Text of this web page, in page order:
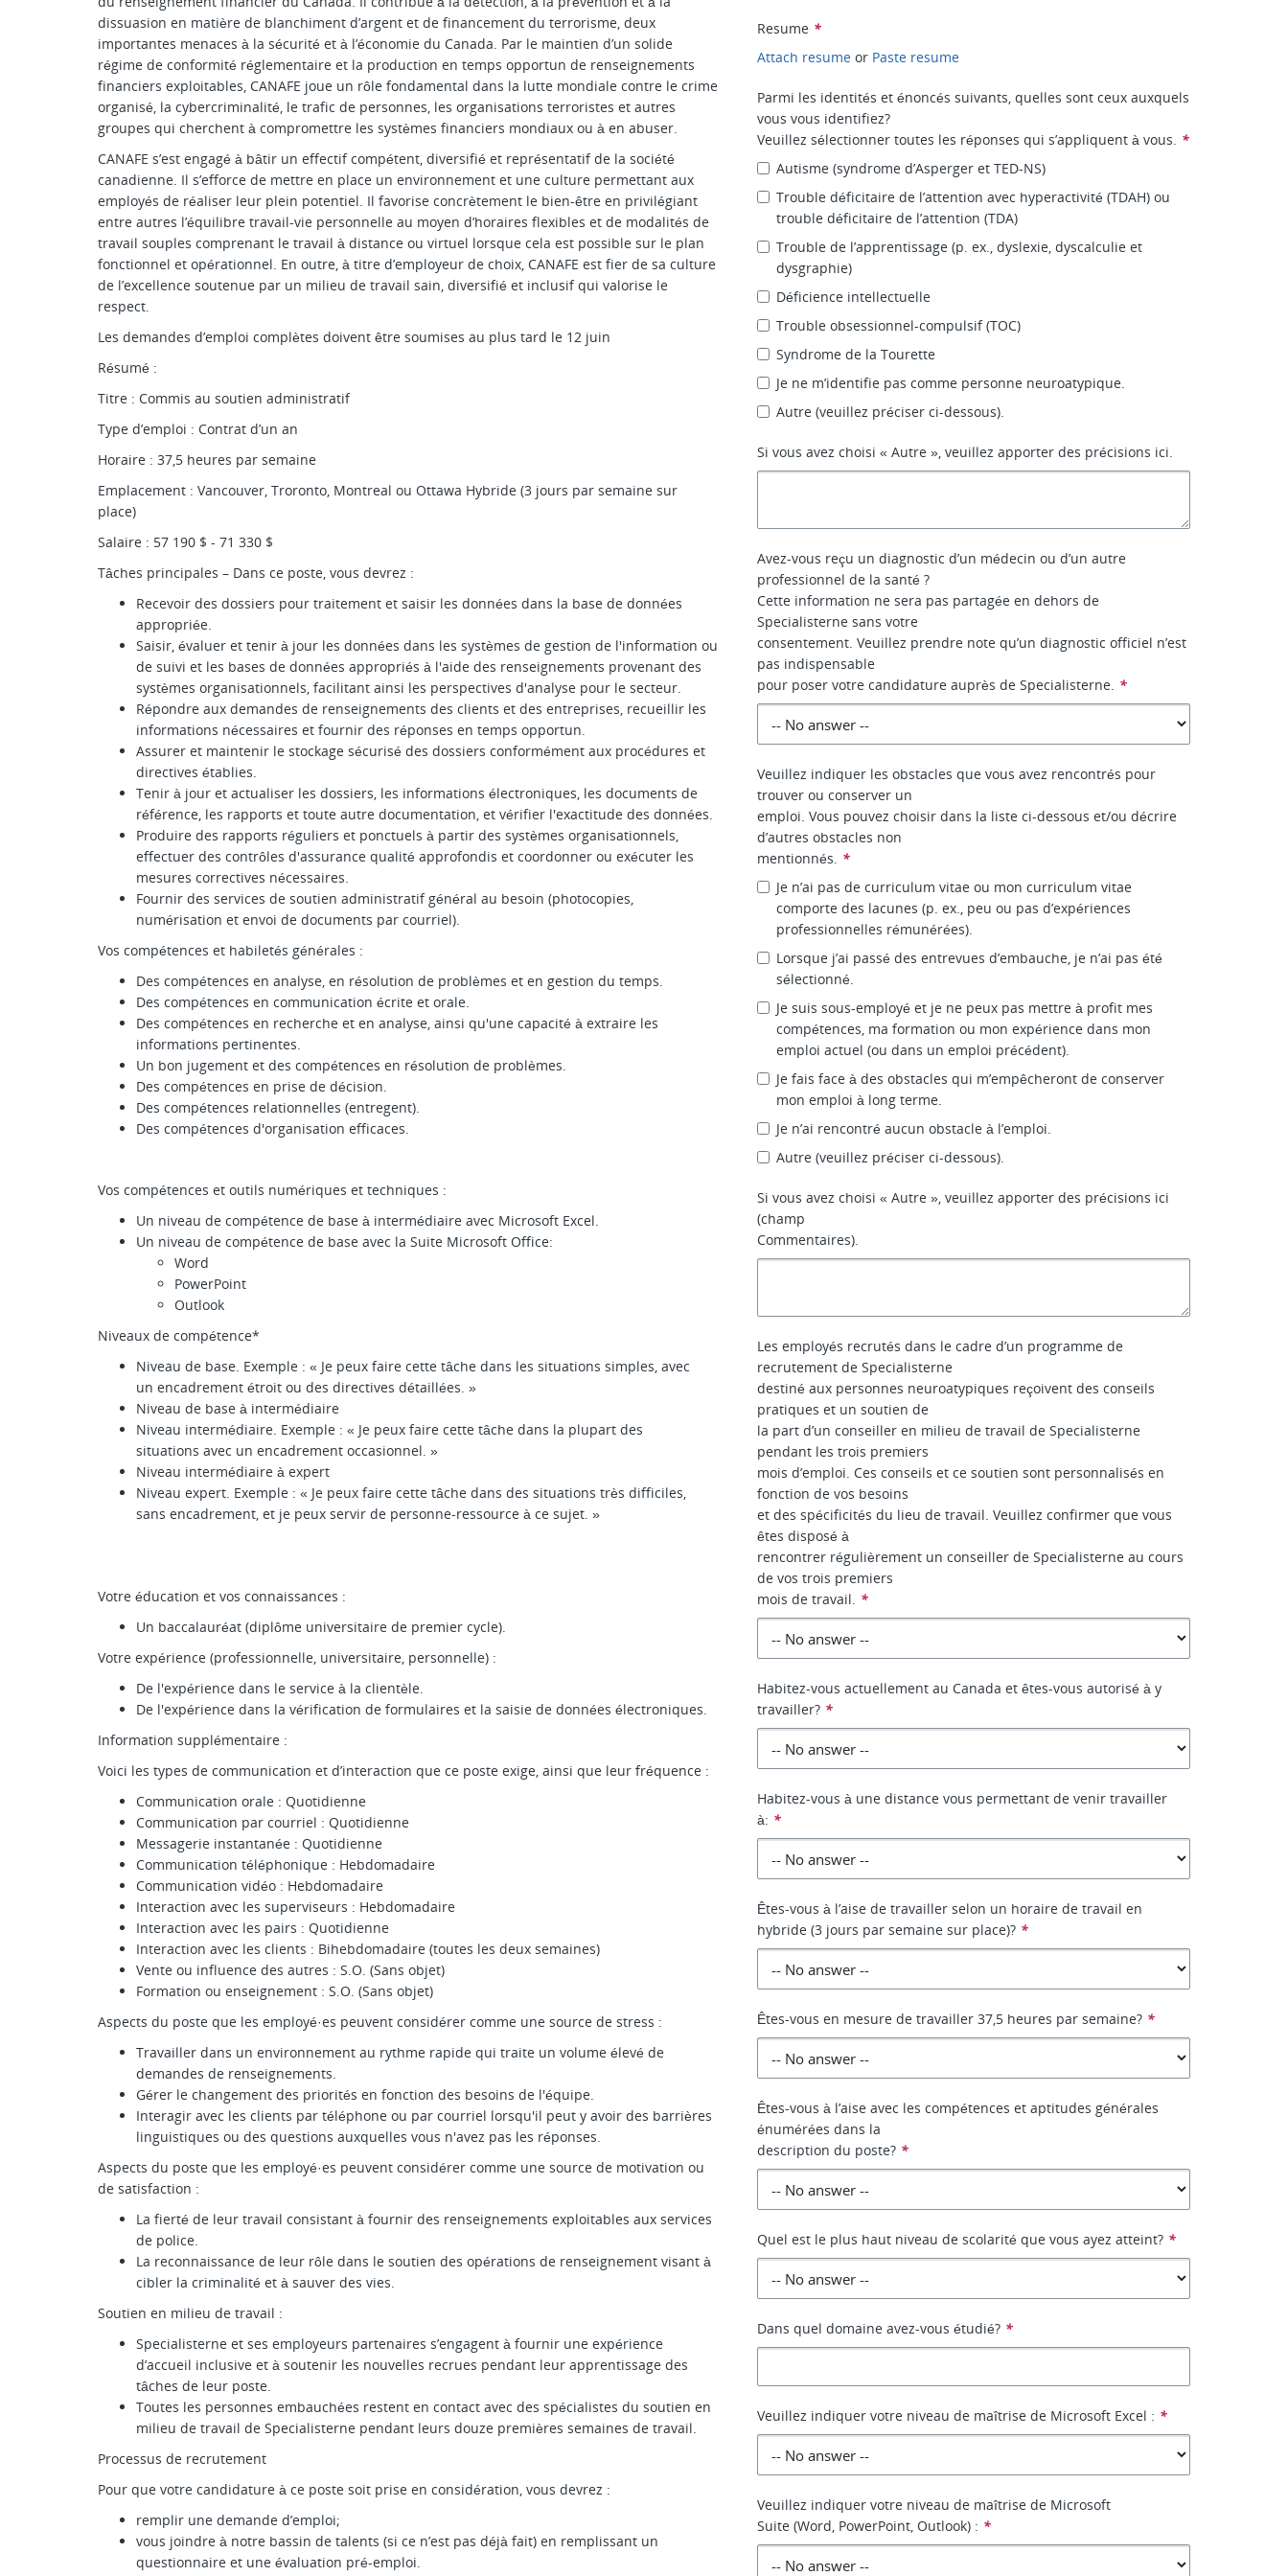
dissuasion en matière de blanchiment d’argent et de financement du terrorisme, deux
importantes menaces à la sécurité et à l’économie du Canada. Par le maintien d’un solide
régime de conformité réglementaire et la production en temps opportun de renseignements
financiers exploitables, CANAFE joue un rôle fondamental dans la lutte mondiale contre le crime
organisé, la cybercriminalité, le trafic de personnes, les organisations terroristes et autres
groupes qui cherchent à compromettre les systèmes financiers mondiaux ou à en abuser.
CANAFE s’est engagé à bâtir un effectif compétent, diversifié et représentatif de la société
canadienne. Il s’efforce de mettre en place un environnement et une culture permettant aux
employés de réaliser leur plein potentiel. Il favorise concrètement le bien-être en privilégiant
entre autres l’équilibre travail-vie personnelle au moyen d’horaires flexibles et de modalités de
travail souples comprenant le travail à distance ou virtuel lorsque cela est possible sur le plan
fonctionnel et opérationnel. En outre, à titre d’employeur de choix, CANAFE est fier de sa culture
de l’excellence soutenue par un milieu de travail sain, diversifié et inclusif qui valorise le
respect.
Les demandes d’emploi complètes doivent être soumises au plus tard le 12 juin
Résumé :
Titre : Commis au soutien administratif
Type d’emploi : Contrat d’un an
Horaire : 37,5 heures par semaine
Emplacement : Vancouver, Troronto, Montreal ou Ottawa Hybride (3 jours par semaine sur
place)
Salaire : 57 190 $ - 71 330 $
Tâches principales – Dans ce poste, vous devrez :
Recevoir des dossiers pour traitement et saisir les données dans la base de données
appropriée.
Saisir, évaluer et tenir à jour les données dans les systèmes de gestion de l'information ou
de suivi et les bases de données appropriés à l'aide des renseignements provenant des
systèmes organisationnels, facilitant ainsi les perspectives d'analyse pour le secteur.
Répondre aux demandes de renseignements des clients et des entreprises, recueillir les
informations nécessaires et fournir des réponses en temps opportun.
Assurer et maintenir le stockage sécurisé des dossiers conformément aux procédures et
directives établies.
Tenir à jour et actualiser les dossiers, les informations électroniques, les documents de
référence, les rapports et toute autre documentation, et vérifier l'exactitude des données.
Produire des rapports réguliers et ponctuels à partir des systèmes organisationnels,
effectuer des contrôles d'assurance qualité approfondis et coordonner ou exécuter les
mesures correctives nécessaires.
Fournir des services de soutien administratif général au besoin (photocopies,
numérisation et envoi de documents par courriel).
Vos compétences et habiletés générales :
Des compétences en analyse, en résolution de problèmes et en gestion du temps.
Des compétences en communication écrite et orale.
Des compétences en recherche et en analyse, ainsi qu'une capacité à extraire les
informations pertinentes.
Un bon jugement et des compétences en résolution de problèmes.
Des compétences en prise de décision.
Des compétences relationnelles (entregent).
Des compétences d'organisation efficaces.
Vos compétences et outils numériques et techniques :
Un niveau de compétence de base à intermédiaire avec Microsoft Excel.
Un niveau de compétence de base avec la Suite Microsoft Office:
Word
PowerPoint
Outlook
Niveaux de compétence*
Niveau de base. Exemple : « Je peux faire cette tâche dans les situations simples, avec
un encadrement étroit ou des directives détaillées. »
Niveau de base à intermédiaire
Niveau intermédiaire. Exemple : « Je peux faire cette tâche dans la plupart des
situations avec un encadrement occasionnel. »
Niveau intermédiaire à expert
Niveau expert. Exemple : « Je peux faire cette tâche dans des situations très difficiles,
sans encadrement, et je peux servir de personne-ressource à ce sujet. »
Votre éducation et vos connaissances :
Un baccalauréat (diplôme universitaire de premier cycle).
Votre expérience (professionnelle, universitaire, personnelle) :
De l'expérience dans le service à la clientèle.
De l'expérience dans la vérification de formulaires et la saisie de données électroniques.
Information supplémentaire :
Voici les types de communication et d’interaction que ce poste exige, ainsi que leur fréquence :
Communication orale : Quotidienne
Communication par courriel : Quotidienne
Messagerie instantanée : Quotidienne
Communication téléphonique : Hebdomadaire
Communication vidéo : Hebdomadaire
Interaction avec les superviseurs : Hebdomadaire
Interaction avec les pairs : Quotidienne
Interaction avec les clients : Bihebdomadaire (toutes les deux semaines)
Vente ou influence des autres : S.O. (Sans objet)
Formation ou enseignement : S.O. (Sans objet)
Aspects du poste que les employé·es peuvent considérer comme une source de stress :
Travailler dans un environnement au rythme rapide qui traite un volume élevé de
demandes de renseignements.
Gérer le changement des priorités en fonction des besoins de l'équipe.
Interagir avec les clients par téléphone ou par courriel lorsqu'il peut y avoir des barrières
linguistiques ou des questions auxquelles vous n'avez pas les réponses.
Aspects du poste que les employé·es peuvent considérer comme une source de motivation ou
de satisfaction :
La fierté de leur travail consistant à fournir des renseignements exploitables aux services
de police.
La reconnaissance de leur rôle dans le soutien des opérations de renseignement visant à
cibler la criminalité et à sauver des vies.
Soutien en milieu de travail :
Specialisterne et ses employeurs partenaires s’engagent à fournir une expérience
d’accueil inclusive et à soutenir les nouvelles recrues pendant leur apprentissage des
tâches de leur poste.
Toutes les personnes embauchées restent en contact avec des spécialistes du soutien en
milieu de travail de Specialisterne pendant leurs douze premières semaines de travail.
Processus de recrutement
Pour que votre candidature à ce poste soit prise en considération, vous devrez :
remplir une demande d’emploi;
vous joindre à notre bassin de talents (si ce n’est pas déjà fait) en remplissant un
questionnaire et une évaluation pré-emploi.
Resume *
Attach resume or Paste resume
Parmi les identités et énoncés suivants, quelles sont ceux auxquels
vous vous identifiez?
Veuillez sélectionner toutes les réponses qui s’appliquent à vous. *
Autisme (syndrome d’Asperger et TED-NS)
Trouble déficitaire de l’attention avec hyperactivité (TDAH) ou
trouble déficitaire de l’attention (TDA)
Trouble de l’apprentissage (p. ex., dyslexie, dyscalculie et
dysgraphie)
Déficience intellectuelle
Trouble obsessionnel-compulsif (TOC)
Syndrome de la Tourette
Je ne m’identifie pas comme personne neuroatypique.
Autre (veuillez préciser ci-dessous).
Si vous avez choisi « Autre », veuillez apporter des précisions ici.
Avez-vous reçu un diagnostic d’un médecin ou d’un autre
professionnel de la santé ?
Cette information ne sera pas partagée en dehors de
Specialisterne sans votre
consentement. Veuillez prendre note qu’un diagnostic officiel n’est
pas indispensable
pour poser votre candidature auprès de Specialisterne. *
Veuillez indiquer les obstacles que vous avez rencontrés pour
trouver ou conserver un
emploi. Vous pouvez choisir dans la liste ci-dessous et/ou décrire
d’autres obstacles non
mentionnés. *
Je n’ai pas de curriculum vitae ou mon curriculum vitae
comporte des lacunes (p. ex., peu ou pas d’expériences
professionnelles rémunérées).
Lorsque j’ai passé des entrevues d’embauche, je n’ai pas été
sélectionné.
Je suis sous-employé et je ne peux pas mettre à profit mes
compétences, ma formation ou mon expérience dans mon
emploi actuel (ou dans un emploi précédent).
Je fais face à des obstacles qui m’empêcheront de conserver
mon emploi à long terme.
Je n’ai rencontré aucun obstacle à l’emploi.
Autre (veuillez préciser ci-dessous).
Si vous avez choisi « Autre », veuillez apporter des précisions ici
(champ
Commentaires).
Les employés recrutés dans le cadre d’un programme de
recrutement de Specialisterne
destiné aux personnes neuroatypiques reçoivent des conseils
pratiques et un soutien de
la part d’un conseiller en milieu de travail de Specialisterne
pendant les trois premiers
mois d’emploi. Ces conseils et ce soutien sont personnalisés en
fonction de vos besoins
et des spécificités du lieu de travail. Veuillez confirmer que vous
êtes disposé à
rencontrer régulièrement un conseiller de Specialisterne au cours
de vos trois premiers
mois de travail. *
Habitez-vous actuellement au Canada et êtes-vous autorisé à y
travailler? *
Habitez-vous à une distance vous permettant de venir travailler
à: *
Êtes-vous à l’aise de travailler selon un horaire de travail en
hybride (3 jours par semaine sur place)? *
Êtes-vous en mesure de travailler 37,5 heures par semaine? *
Êtes-vous à l’aise avec les compétences et aptitudes générales
énumérées dans la
description du poste? *
Quel est le plus haut niveau de scolarité que vous ayez atteint? *
Dans quel domaine avez-vous étudié? *
Veuillez indiquer votre niveau de maîtrise de Microsoft Excel : *
Veuillez indiquer votre niveau de maîtrise de Microsoft
Suite (Word, PowerPoint, Outlook) : *